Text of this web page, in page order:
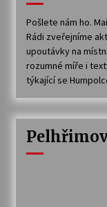
Pošlete nám ho.
Rádi zveřejníme
upoutávky na
rozumné míře i
týkající se